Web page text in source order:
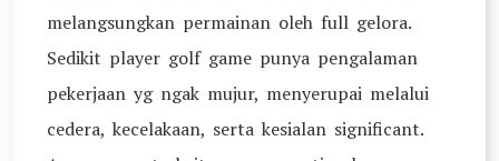
melangsungkan permainan oleh full gelora.
Sedikit player golf game punya pengalaman
pekerjaan yg ngak mujur, menyerupai melalui
cedera, kecelakaan, serta kesialan significant.